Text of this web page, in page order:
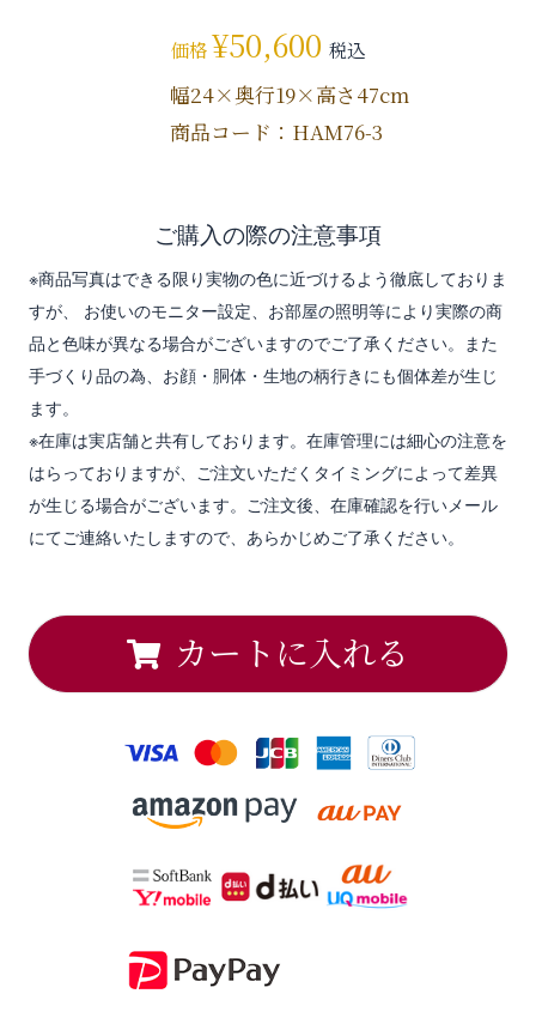
価格¥50,600 税込
幅24×奥行19×高さ47cm
商品コード：HAM76-3
ご購入の際の注意事項
※商品写真はできる限り実物の色に近づけるよう徹底しておりま
すが、 お使いのモニター設定、お部屋の照明等により実際の商
品と色味が異なる場合がございますのでご了承ください。また
手づくり品の為、お顔・胴体・生地の柄行きにも個体差が生じ
ます。
※在庫は実店舗と共有しております。在庫管理には細心の注意を
はらっておりますが、ご注文いただくタイミングによって差異
が生じる場合がございます。ご注文後、在庫確認を行いメール
にてご連絡いたしますので、あらかじめご了承ください。
カートに入れる